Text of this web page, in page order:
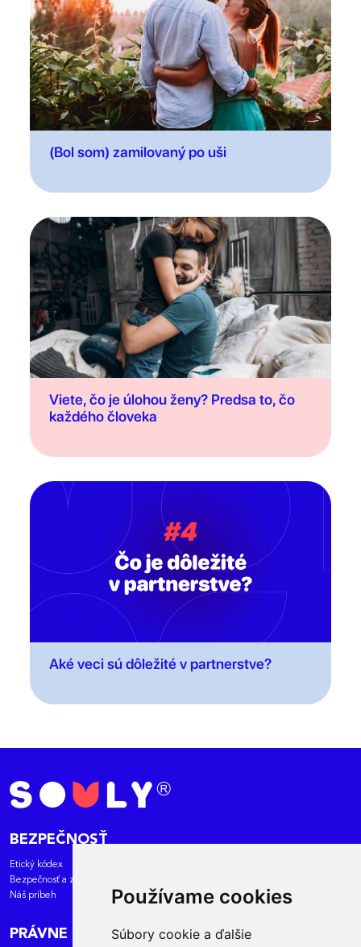
Používame cookies
Súbory cookie a ďalšie
(Bol som) zamilovaný po uši
Viete, čo je úlohou ženy? Predsa to, čo
každého človeka
Aké veci sú dôležité v partnerstve?
BEZPEČNOSŤ
Etický kódex
Bezpečnosť a zásady
Náš príbeh
PRÁVNE DOKUMENTY